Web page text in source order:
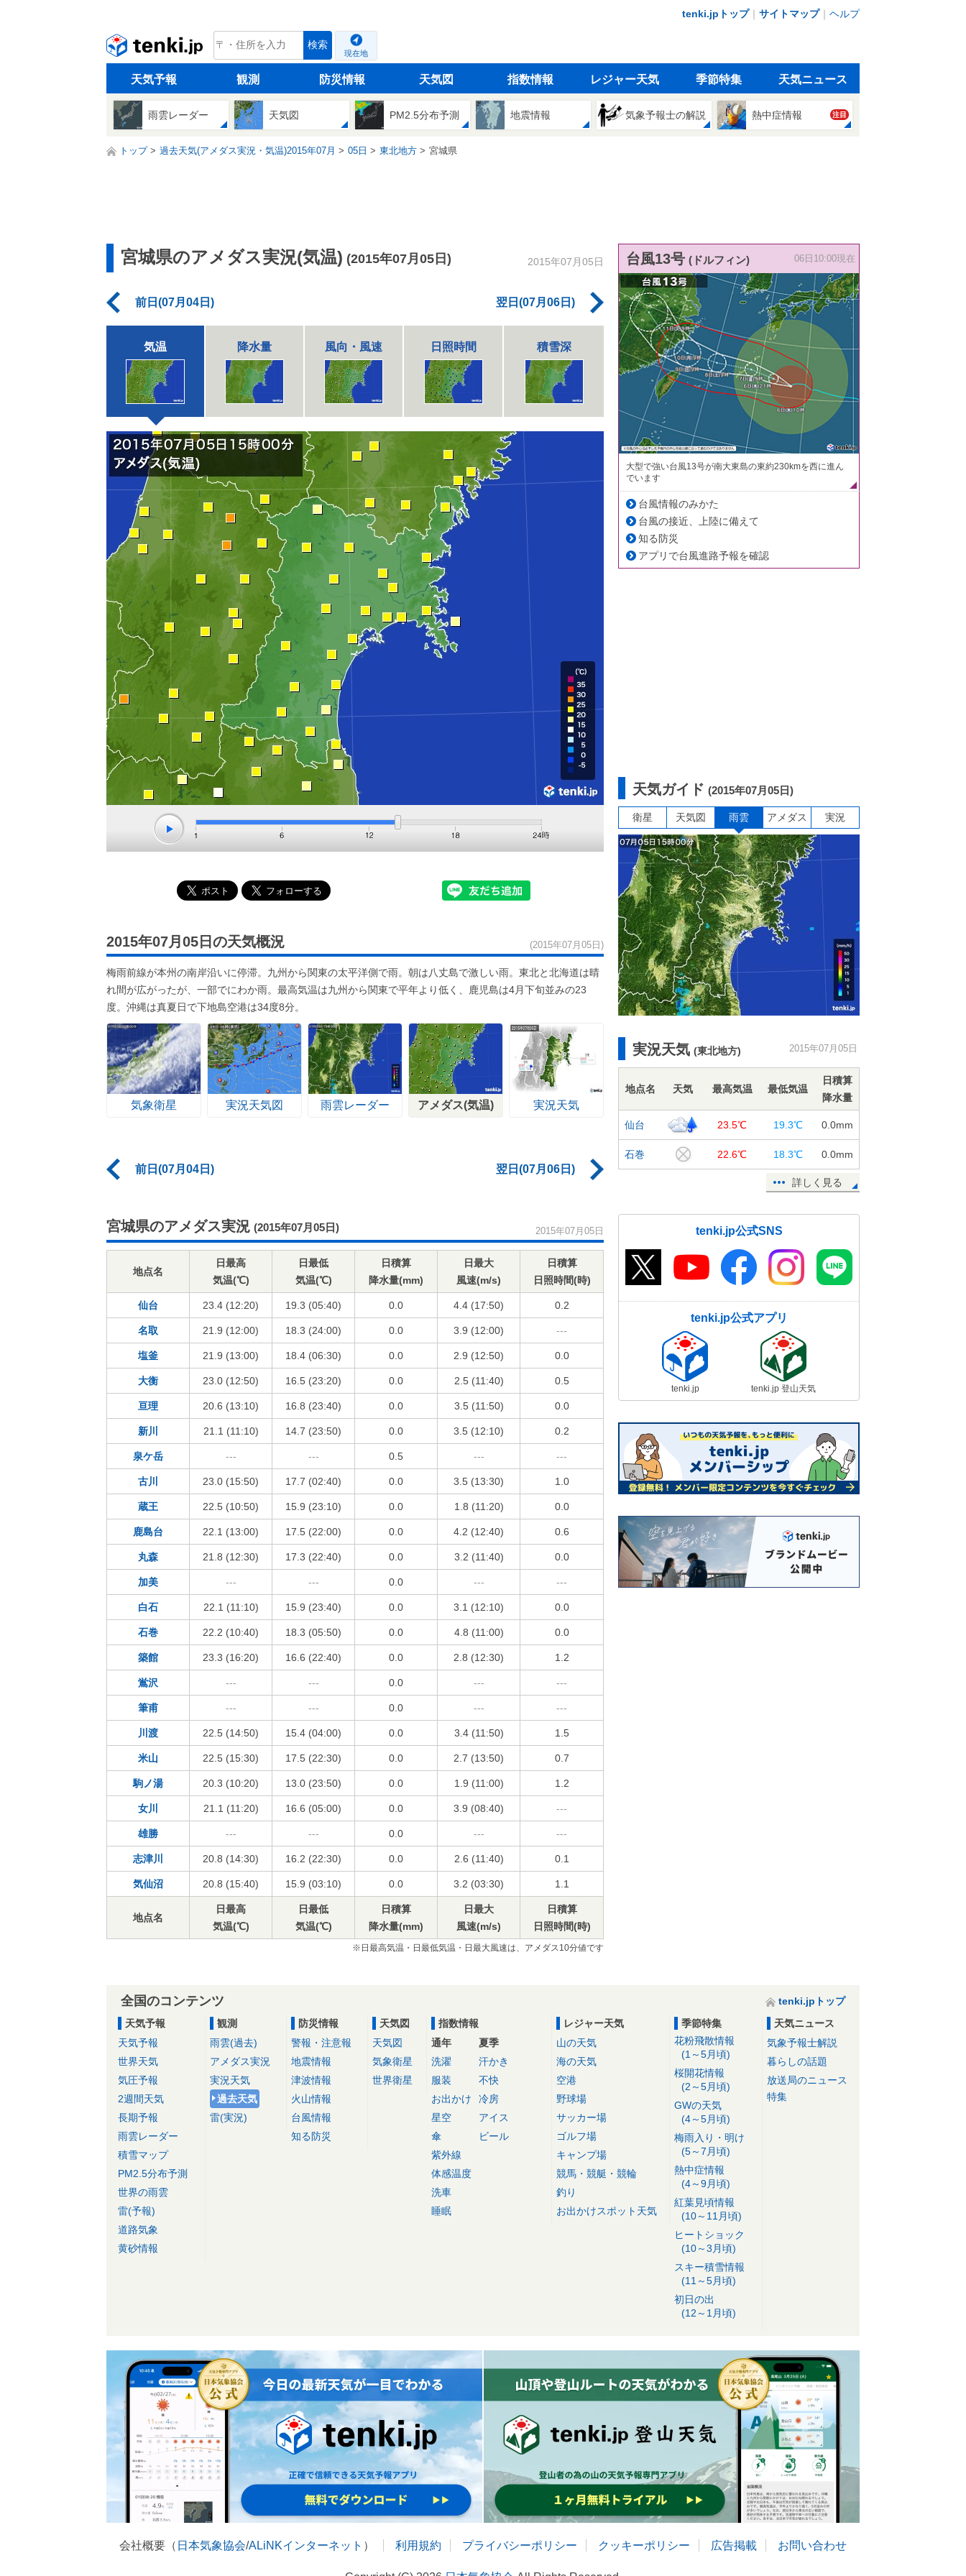
tenki.jpトップ｜ サイトマップ｜ ヘルプ
tenki.jp 検索
現在地
天気予報 観測 防災情報 天気図 指数情報 レジャー天気 季節特集 天気ニュース
雨雲レーダー 天気図 PM2.5分布予測 地震情報 気象予報士の解説 熱中症情報 注目
トップ 過去天気(アメダス実況・気温)2015年07月 05日 東北地方 宮城県
宮城県のアメダス実況(気温) (2015年07月05日) 2015年07月05日
前日(07月04日) 翌日(07月06日)
気温 降水量 風向・風速 日照時間 積雪深
2015年07月05日の天気概況 (2015年07月05日)
梅雨前線が本州の南岸沿いに停滞。九州から関東の太平洋側で雨。朝は八丈島で激しい雨。東北と北海道は晴
れ間が広がったが、一部でにわか雨。最高気温は九州から関東で平年より低く、鹿児島は4月下旬並みの23
度。沖縄は真夏日で下地島空港は34度8分。
気象衛星 実況天気図 雨雲レーダー アメダス(気温) 実況天気
前日(07月04日) 翌日(07月06日)
宮城県のアメダス実況 (2015年07月05日) 2015年07月05日
地点名
日最高
気温(℃)
日最低
気温(℃)
日積算
降水量(mm)
日最大
風速(m/s)
日積算
日照時間(時)
仙台 23.4 (12:20) 19.3 (05:40) 0.0 4.4 (17:50) 0.2
名取 21.9 (12:00) 18.3 (24:00) 0.0 3.9 (12:00) ---
塩釜 21.9 (13:00) 18.4 (06:30) 0.0 2.9 (12:50) 0.0
大衡 23.0 (12:50) 16.5 (23:20) 0.0 2.5 (11:40) 0.5
亘理 20.6 (13:10) 16.8 (23:40) 0.0 3.5 (11:50) 0.0
新川 21.1 (11:10) 14.7 (23:50) 0.0 3.5 (12:10) 0.2
泉ケ岳 --- --- 0.5 --- ---
古川 23.0 (15:50) 17.7 (02:40) 0.0 3.5 (13:30) 1.0
蔵王 22.5 (10:50) 15.9 (23:10) 0.0 1.8 (11:20) 0.0
鹿島台 22.1 (13:00) 17.5 (22:00) 0.0 4.2 (12:40) 0.6
丸森 21.8 (12:30) 17.3 (22:40) 0.0 3.2 (11:40) 0.0
加美 --- --- 0.0 --- ---
白石 22.1 (11:10) 15.9 (23:40) 0.0 3.1 (12:10) 0.0
石巻 22.2 (10:40) 18.3 (05:50) 0.0 4.8 (11:00) 0.0
築館 23.3 (16:20) 16.6 (22:40) 0.0 2.8 (12:30) 1.2
鴬沢 --- --- 0.0 --- ---
筆甫 --- --- 0.0 --- ---
川渡 22.5 (14:50) 15.4 (04:00) 0.0 3.4 (11:50) 1.5
米山 22.5 (15:30) 17.5 (22:30) 0.0 2.7 (13:50) 0.7
駒ノ湯 20.3 (10:20) 13.0 (23:50) 0.0 1.9 (11:00) 1.2
女川 21.1 (11:20) 16.6 (05:00) 0.0 3.9 (08:40) ---
雄勝 --- --- 0.0 --- ---
志津川 20.8 (14:30) 16.2 (22:30) 0.0 2.6 (11:40) 0.1
気仙沼 20.8 (15:40) 15.9 (03:10) 0.0 3.2 (03:30) 1.1
地点名
日最高
気温(℃)
日最低
気温(℃)
日積算
降水量(mm)
日最大
風速(m/s)
日積算
日照時間(時)
※日最高気温・日最低気温・日最大風速は、アメダス10分値です
台風13号 (ドルフィン) 06日10:00現在
大型で強い台風13号が南大東島の東約230kmを西に進ん
でいます
台風情報のみかた
台風の接近、上陸に備えて
知る防災
アプリで台風進路予報を確認
天気ガイド (2015年07月05日)
衛星 天気図 雨雲 アメダス 実況
実況天気 (東北地方) 2015年07月05日
地点名 天気 最高気温 最低気温
日積算
降水量
仙台 23.5℃ 19.3℃ 0.0mm
石巻 22.6℃ 18.3℃ 0.0mm
詳しく見る
tenki.jp公式SNS
tenki.jp公式アプリ
tenki.jp tenki.jp 登山天気
全国のコンテンツ
tenki.jpトップ
天気予報
天気予報
世界天気
気圧予報
2週間天気
長期予報
雨雲レーダー
積雪マップ
PM2.5分布予測
世界の雨雲
雷(予報)
道路気象
黄砂情報
観測
雨雲(過去)
アメダス実況
実況天気
過去天気
雷(実況)
防災情報
警報・注意報
地震情報
津波情報
火山情報
台風情報
知る防災
天気図
天気図
気象衛星
世界衛星
指数情報
通年
洗濯
服装
お出かけ
星空
傘
紫外線
体感温度
洗車
睡眠
夏季
汗かき
不快
冷房
アイス
ビール
レジャー天気
山の天気
海の天気
空港
野球場
サッカー場
ゴルフ場
キャンプ場
競馬・競艇・競輪
釣り
お出かけスポット天気
季節特集
花粉飛散情報
(1～5月頃)
桜開花情報
(2～5月頃)
GWの天気
(4～5月頃)
梅雨入り・明け
(5～7月頃)
熱中症情報
(4～9月頃)
紅葉見頃情報
(10～11月頃)
ヒートショック
(10～3月頃)
スキー積雪情報
(11～5月頃)
初日の出
(12～1月頃)
天気ニュース
気象予報士解説
暮らしの話題
放送局のニュース
特集
会社概要（ 日本気象協会/ALiNKインターネット ） 利用規約 プライバシーポリシー クッキーポリシー 広告掲載 お問い合わせ